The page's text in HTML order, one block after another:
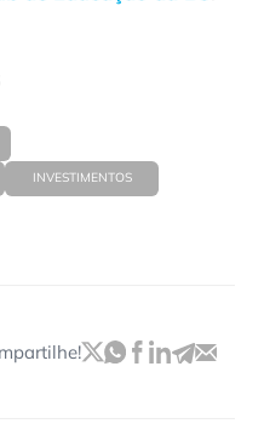
INVESTIMENTOS